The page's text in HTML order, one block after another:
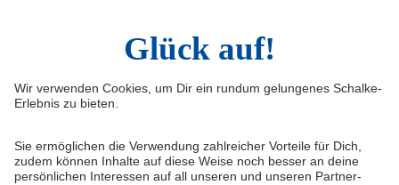
Service & Kontakt
Erklärung zur Barrierefreiheit
Medienportal
Tickets
VELTINS-Arena
Knappenschmiede